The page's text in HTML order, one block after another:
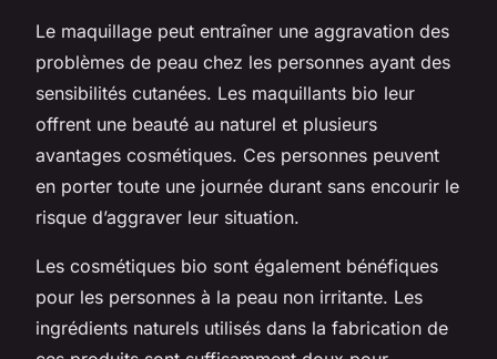
Le maquillage peut entraîner une aggravation des
problèmes de peau chez les personnes ayant des
sensibilités cutanées. Les maquillants bio leur
offrent une beauté au naturel et plusieurs
avantages cosmétiques. Ces personnes peuvent
en porter toute une journée durant sans encourir le
risque d’aggraver leur situation.
Les cosmétiques bio sont également bénéfiques
pour les personnes à la peau non irritante. Les
ingrédients naturels utilisés dans la fabrication de